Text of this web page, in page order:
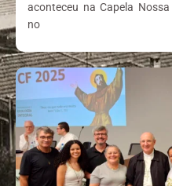
aconteceu na Capela
no